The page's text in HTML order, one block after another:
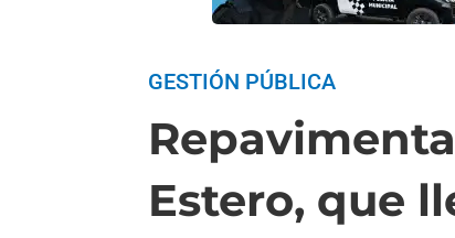
GESTIÓN PÚBLICA
Estero, que